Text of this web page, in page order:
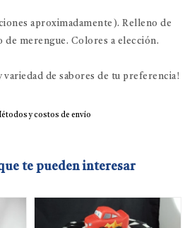
aproximadamente). Relleno de
de merengue. Colores a elección.
variedad de sabores de tu preferencia!
y costos de envío
te pueden interesar